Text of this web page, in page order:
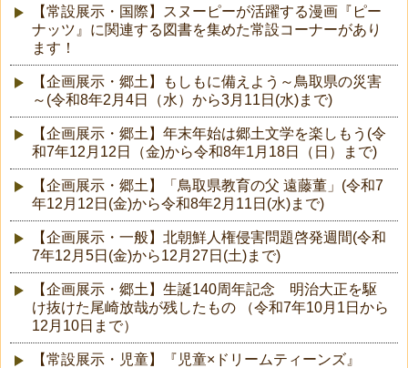
【常設展示・国際】スヌーピーが活躍する漫画『ピー
ナッツ』に関連する図書を集めた常設コーナーがあり
ます！
【企画展示・郷土】もしもに備えよう～鳥取県の災害
～(令和8年2月4日（水）から3月11日(水)まで)
【企画展示・郷土】年末年始は郷土文学を楽しもう(令
和7年12月12日（金)から令和8年1月18日（日）まで)
【企画展示・郷土】「鳥取県教育の父 遠藤董」(令和7
年12月12日(金)から令和8年2月11日(水)まで)
【企画展示・一般】北朝鮮人権侵害問題啓発週間(令和
7年12月5日(金)から12月27日(土)まで)
【企画展示・郷土】生誕140周年記念 明治大正を駆
け抜けた尾崎放哉が残したもの （令和7年10月1日から
12月10日まで）
【常設展示・児童】『児童×ドリームティーンズ』